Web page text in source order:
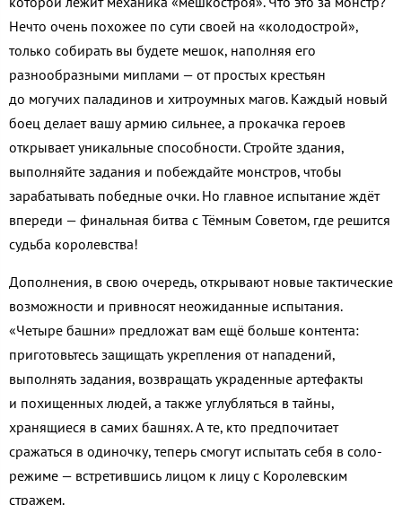
Нечто очень похожее по сути своей на «колодострой»,
только собирать вы будете мешок, наполняя его
разнообразными миплами — от простых крестьян
до могучих паладинов и хитроумных магов. Каждый новый
боец делает вашу армию сильнее, а прокачка героев
открывает уникальные способности. Стройте здания,
выполняйте задания и побеждайте монстров, чтобы
зарабатывать победные очки. Но главное испытание ждёт
впереди — финальная битва с Тёмным Советом, где решится
судьба королевства!
Дополнения, в свою очередь, открывают новые тактические
возможности и привносят неожиданные испытания.
«Четыре башни» предложат вам ещё больше контента:
приготовьтесь защищать укрепления от нападений,
выполнять задания, возвращать украденные артефакты
и похищенных людей, а также углубляться в тайны,
хранящиеся в самих башнях. А те, кто предпочитает
сражаться в одиночку, теперь смогут испытать себя в соло-
режиме — встретившись лицом к лицу с Королевским
стражем.